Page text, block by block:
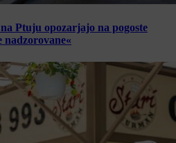
Ptuju opozarjajo na pogoste
nadzorovane«